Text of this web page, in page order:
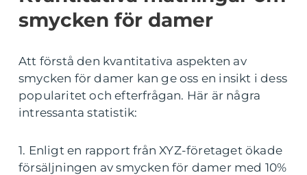
smycken för damer
Att förstå den kvantitativa aspekten av
smycken för damer kan ge oss en insikt i dess
popularitet och efterfrågan. Här är några
intressanta statistik:
1. Enligt en rapport från XYZ-företaget ökade
försäljningen av smycken för damer med 10%